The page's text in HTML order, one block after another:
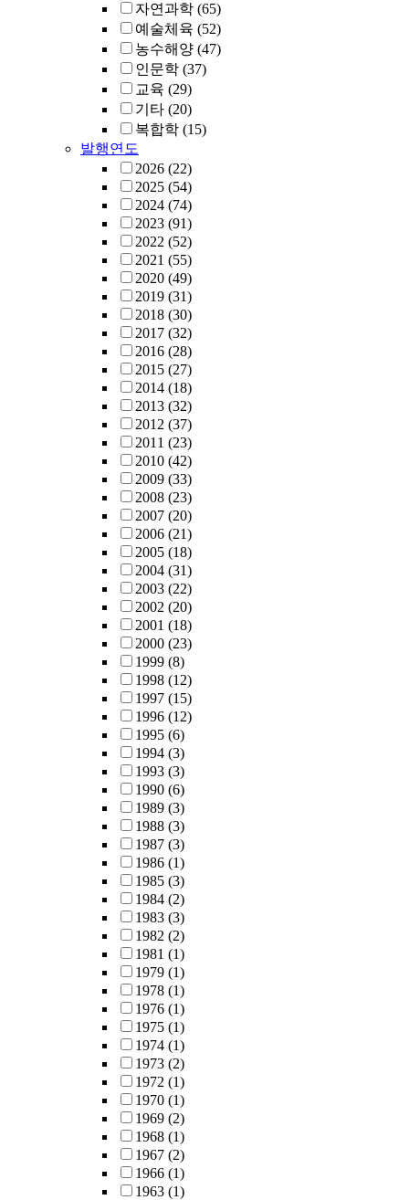
자연과학 (65)
예술체육 (52)
농수해양 (47)
인문학 (37)
교육 (29)
기타 (20)
복합학 (15)
발행연도
2026 (22)
2025 (54)
2024 (74)
2023 (91)
2022 (52)
2021 (55)
2020 (49)
2019 (31)
2018 (30)
2017 (32)
2016 (28)
2015 (27)
2014 (18)
2013 (32)
2012 (37)
2011 (23)
2010 (42)
2009 (33)
2008 (23)
2007 (20)
2006 (21)
2005 (18)
2004 (31)
2003 (22)
2002 (20)
2001 (18)
2000 (23)
1999 (8)
1998 (12)
1997 (15)
1996 (12)
1995 (6)
1994 (3)
1993 (3)
1990 (6)
1989 (3)
1988 (3)
1987 (3)
1986 (1)
1985 (3)
1984 (2)
1983 (3)
1982 (2)
1981 (1)
1979 (1)
1978 (1)
1976 (1)
1975 (1)
1974 (1)
1973 (2)
1972 (1)
1970 (1)
1969 (2)
1968 (1)
1967 (2)
1966 (1)
1963 (1)